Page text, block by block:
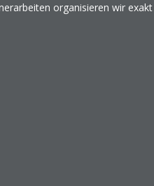
organisieren wir